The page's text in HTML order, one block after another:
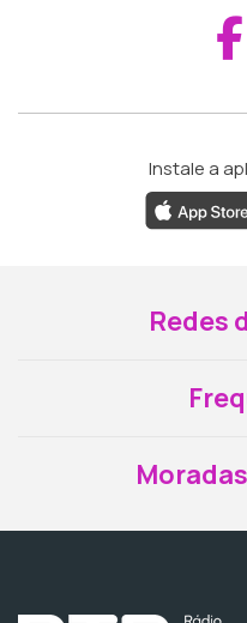
Instale a
Redes